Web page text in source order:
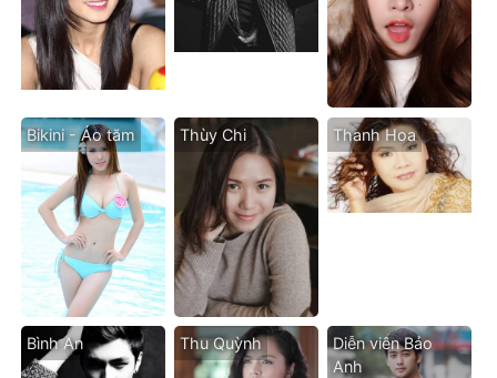
Bikini - Áo tăm Thùy Chi Thanh Hoa
Bình An Thu Quỳnh
Diễn viên Bảo
Anh